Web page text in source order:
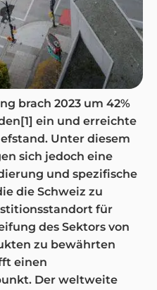
brach 2023 um 42%
ein und erreichte
Unter diesem
sich jedoch eine
und spezifische
die Schweiz zu
für
des Sektors von
zu bewährten
einen
Der weltweite